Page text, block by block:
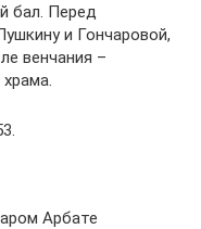
бал. Перед
и Гончаровой,
венчания –
Арбате